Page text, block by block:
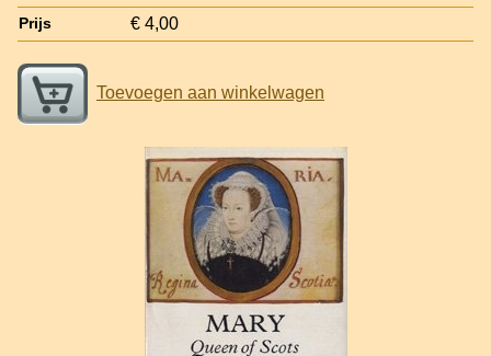
Prijs € 4,00
Toevoegen aan winkelwagen